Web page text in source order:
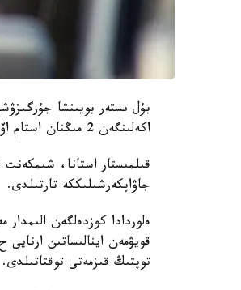
اكەلىنگەن 2 مىڭنان استام اۆتوكولىك ەسەپكە قويىلدى.
جاۋاپكەرشىلىككە تارتىلدى.
ەلوردادا كوزدەلگەن
قويۋمەن اينالىساتىن
توپتىڭ قىزمەتى توقتاتىلدى.